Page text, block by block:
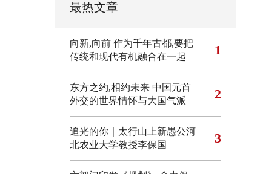
最热文章
向新,向前 作为千年古都,要把
传统和现代有机融合在一起
1
东方之约,相约未来 中国元首
外交的世界情怀与大国气派
2
追光的你｜太行山上新愚公河
北农业大学教授李保国
3